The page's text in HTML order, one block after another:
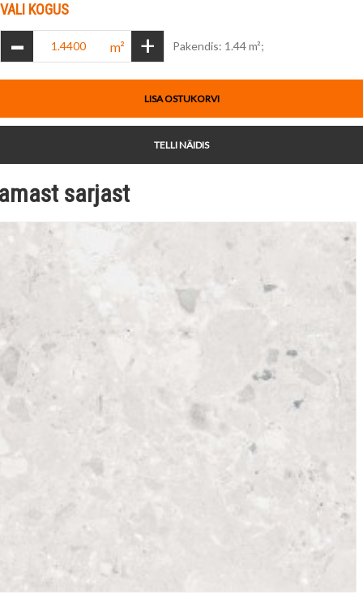
VALI KOGUS
- m² + Pakendis: 1.44 m²;
LISA OSTUKORVI
TELLI NÄIDIS
sarjast